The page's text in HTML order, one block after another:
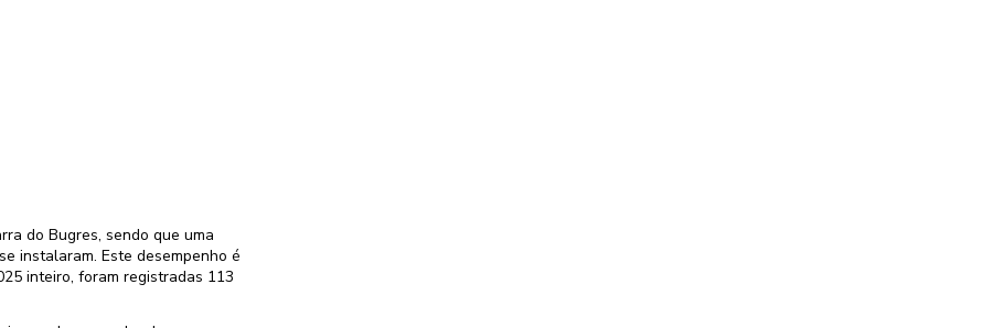
do Bugres, sendo que uma
instalaram. Este desempenho é
inteiro, foram registradas 113